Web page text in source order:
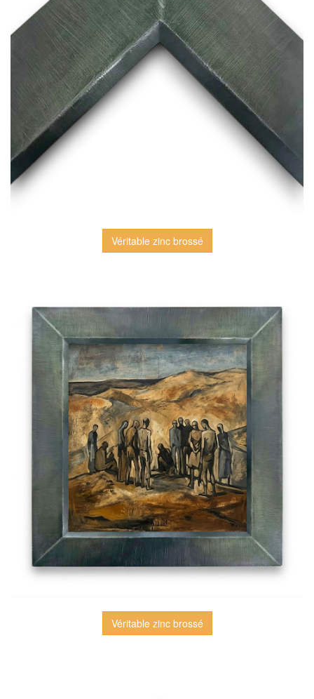
Véritable zinc brossé
Véritable zinc brossé